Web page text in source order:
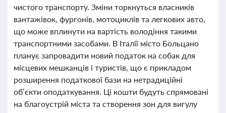
чистого транспорту. Зміни торкнуться власників
вантажівок, фургонів, мотоциклів та легкових авто,
що може вплинути на вартість володіння такими
транспортними засобами. В Італії місто Больцано
планує запровадити новий податок на собак для
місцевих мешканців і туристів, що є прикладом
розширення податкової бази на нетрадиційні
об’єкти оподаткування. Ці кошти будуть спрямовані
на благоустрій міста та створення зон для вигулу